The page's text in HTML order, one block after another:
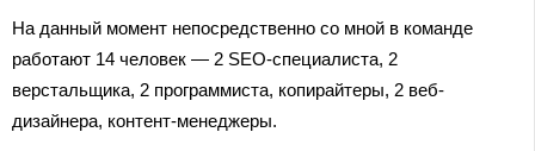
На данный момент непосредственно со мной в команде
работают 14 человек — 2 SEO-специалиста, 2
верстальщика, 2 программиста, копирайтеры, 2 веб-
дизайнера, контент-менеджеры.